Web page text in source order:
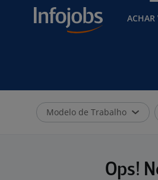
ACHAR
Modelo de Trabalho
Ops!